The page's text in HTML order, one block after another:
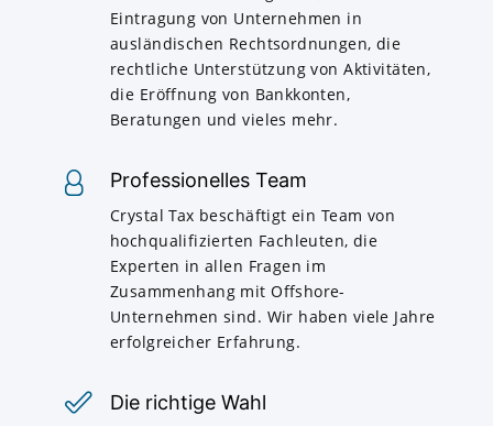
Eintragung von Unternehmen in
ausländischen Rechtsordnungen, die
rechtliche Unterstützung von Aktivitäten,
die Eröffnung von Bankkonten,
Beratungen und vieles mehr.
Professionelles Team
Crystal Tax beschäftigt ein Team von
hochqualifizierten Fachleuten, die
Experten in allen Fragen im
Zusammenhang mit Offshore-
Unternehmen sind. Wir haben viele Jahre
erfolgreicher Erfahrung.
Die richtige Wahl